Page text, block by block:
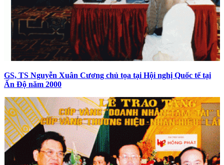
GS, TS Nguyễn Xuân Cương chủ tọa tại Hội nghị Quốc tế tại
Ấn Độ năm 2000